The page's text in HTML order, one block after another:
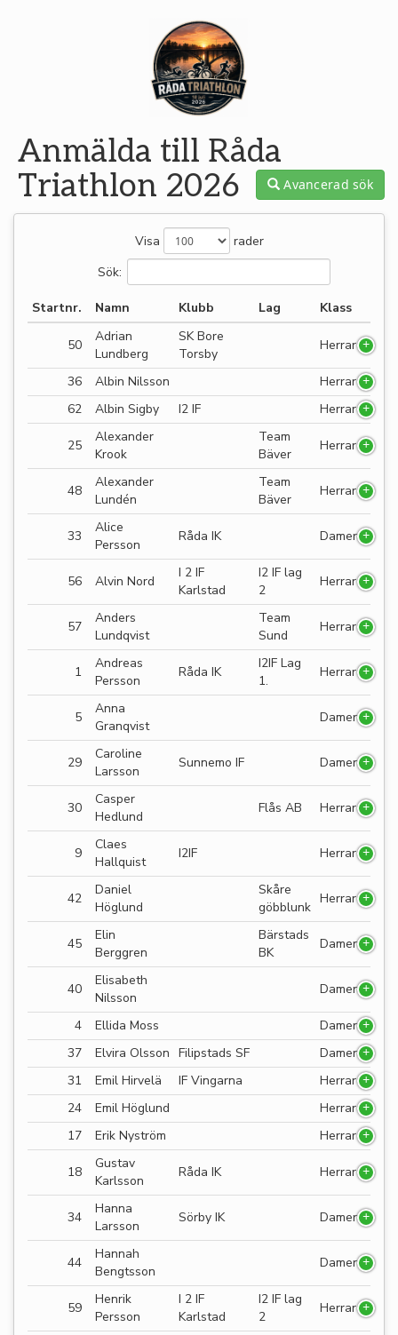
Anmälda till Råda
Triathlon 2026
Avancerad sök
Visa
rader
Sök:
Startnr. Namn Klubb Lag Klass
50
Adrian
Lundberg
SK Bore
Torsby
Herrar
36 Albin Nilsson
Herrar
62
Albin Sigby I2 IF Herrar
25
Alexander
Krook
Team
Bäver
Herrar
48
Alexander
Lundén
Team
Bäver
Herrar
33
Alice
Persson
Råda IK Damer
56 Alvin Nord
I 2 IF
Karlstad
I2 IF lag
2
Herrar
57
Anders
Lundqvist
Team
Sund
Herrar
1
Andreas
Persson
Råda IK
I2IF Lag
1.
Herrar
5
Anna
Granqvist
Damer
29
Caroline
Larsson
Sunnemo IF Damer
30
Casper
Hedlund
Flås AB Herrar
9
Claes
Hallquist
I2IF Herrar
42
Daniel
Höglund
Skåre
göbblunk
Herrar
45
Elin
Berggren
Bärstads
BK
Damer
40
Elisabeth
Nilsson
Damer
4 Ellida Moss
Damer
37
Elvira Olsson Filipstads SF
Damer
31
Emil Hirvelä IF Vingarna
Herrar
24
Emil Höglund
Herrar
17
Erik Nyström Herrar
18
Gustav
Karlsson
Råda IK Herrar
34
Hanna
Larsson
Sörby IK Damer
44
Hannah
Bengtsson
Damer
59
Henrik
Persson
I 2 IF
Karlstad
I2 IF lag
2
Herrar